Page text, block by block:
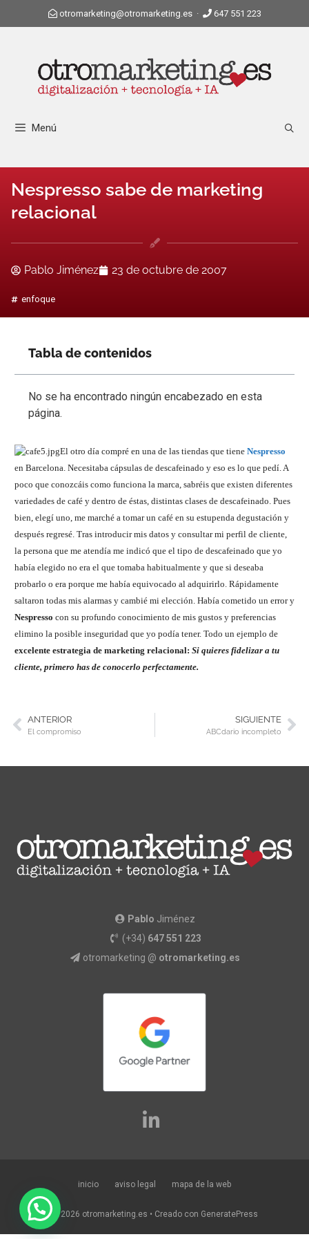
otromarketing@otromarketing.es· 647 551 223
Menú
Nespresso sabe de marketing
relacional
Pablo Jiménez 23 de octubre de 2007
enfoque
El otro día compré en una de las tiendas que tiene Nespresso
en Barcelona. Necesitaba cápsulas de descafeinado y eso es lo que pedí. A
poco que conozcáis como funciona la marca, sabréis que existen diferentes
variedades de café y dentro de éstas, distintas clases de descafeinado. Pues
bien, elegí uno, me marché a tomar un café en su estupenda degustación y
después regresé. Tras introducir mis datos y consultar mi perfil de cliente,
la persona que me atendía me indicó que el tipo de descafeinado que yo
había elegido no era el que tomaba habitualmente y que si deseaba
probarlo o era porque me había equivocado al adquirirlo. Rápidamente
saltaron todas mis alarmas y cambié mi elección. Había cometido un error y
Nespresso con su profundo conocimiento de mis gustos y preferencias
elimino la posible inseguridad que yo podía tener. Todo un ejemplo de
excelente estrategia de marketing relacional: Si quieres fidelizar a tu
cliente, primero has de conocerlo perfectamente.
Tabla de contenidos
No se ha encontrado ningún encabezado en esta
página.
ANTERIOR
El compromiso
SIGUIENTE
ABCdario incompleto
Pablo Jiménez
(+34) 647 551 223
otromarketing @ otromarketing.es
inicio aviso legal mapa de la web
© 2026 otromarketing.es • Creado con GeneratePress